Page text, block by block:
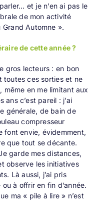
et je n’en ai pas le
de mon activité
Grand Automne ».
de cette année ?
gros lecteurs : en bon
toutes ces sorties et ne
en me limitant aux
ans c’est pareil : j’ai
générale, de bain de
compresseur
font envie, évidemment,
que tout se décante.
garde mes distances,
observe les initiatives
Là aussi, j’ai pris
à offrir en fin d’année.
ma « pile à lire » n’est